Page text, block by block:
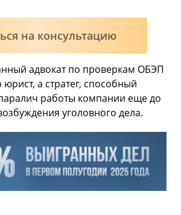
на консультацию
адвокат по проверкам ОБЭП
а стратег, способный
работы компании еще до
уголовного дела.